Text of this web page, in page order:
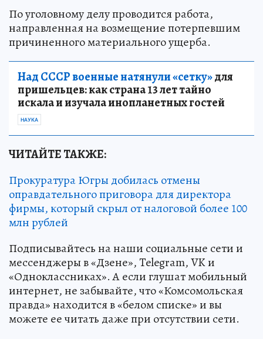
По уголовному делу проводится работа,
направленная на возмещение потерпевшим
причиненного материального ущерба.
Над СССР военные натянули «сетку»для
пришельцев: как страна 13 лет тайно
искала и изучала инопланетных гостей
НАУКА
ЧИТАЙТЕ ТАКЖЕ:
Прокуратура Югры добилась отмены
оправдательного приговора для директора
фирмы, который скрыл от налоговой более 100
млн рублей
Подписывайтесь на наши социальные сети и
мессенджеры в «Дзене», Telegram, VK и
«Одноклассниках». А если глушат мобильный
интернет, не забывайте, что «Комсомольская
правда» находится в «белом списке» и вы
можете ее читать даже при отсутствии сети.